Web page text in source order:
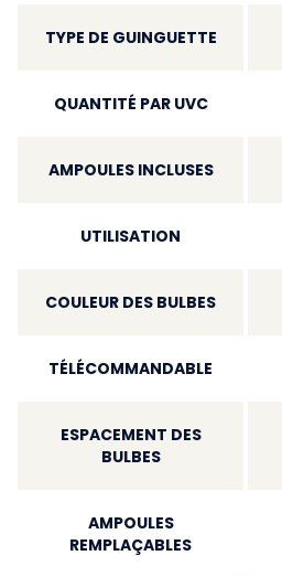
TYPE DE GUINGUETTE
QUANTITÉ PAR UVC
AMPOULES INCLUSES
UTILISATION
COULEUR DES BULBES
TÉLÉCOMMANDABLE
ESPACEMENT DES
BULBES
AMPOULES
REMPLAÇABLES